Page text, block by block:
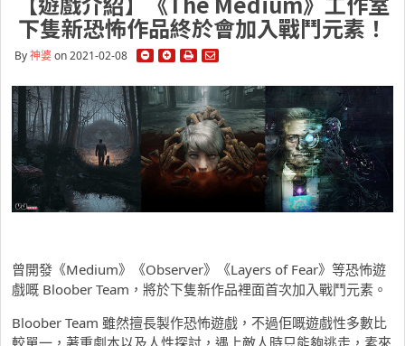
下隻新恐怖作品終於會加入戰鬥元素！
By神婆on 2021-02-08
曾開發《Medium》《Observer》《Layers of Fear》等恐怖遊
戲嘅 Bloober Team，將於下隻新作品裡面首次加入戰鬥元素。
Bloober Team 雖然擅長製作恐怖遊戲，不過佢嘅遊戲性多數比